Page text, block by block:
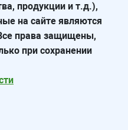
продукции и т.д.),
на сайте являются
права защищены,
при сохранении